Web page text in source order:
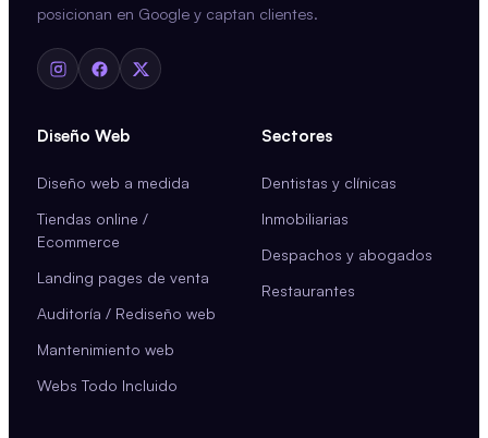
posicionan en Google y captan clientes.
Diseño Web
Diseño web a medida
Tiendas online /
Ecommerce
Landing pages de venta
Auditoría / Rediseño web
Mantenimiento web
Webs Todo Incluido
Sectores
Dentistas y clínicas
Inmobiliarias
Despachos y abogados
Restaurantes